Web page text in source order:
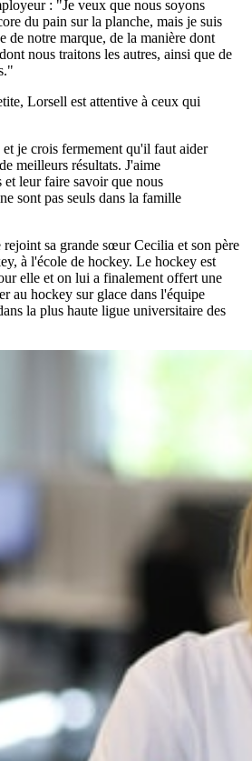
: "Je veux que nous soyons
du pain sur la planche, mais je suis
de notre marque, de la manière dont
nous traitons les autres, ainsi que de
Lorsell est attentive à ceux qui
je crois fermement qu'il faut aider
meilleurs résultats. J'aime
et leur faire savoir que nous
sont pas seuls dans la famille
sa grande sœur Cecilia et son père
à l'école de hockey. Le hockey est
elle et on lui a finalement offert une
au hockey sur glace dans l'équipe
la plus haute ligue universitaire des